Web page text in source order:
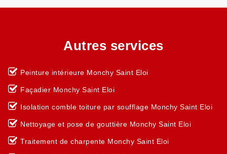
Autres services
Peinture intérieure Monchy Saint Eloi
Façadier Monchy Saint Eloi
Isolation comble toiture par soufflage Monchy Saint Eloi
Nettoyage et pose de gouttière Monchy Saint Eloi
Traitement de charpente Monchy Saint Eloi